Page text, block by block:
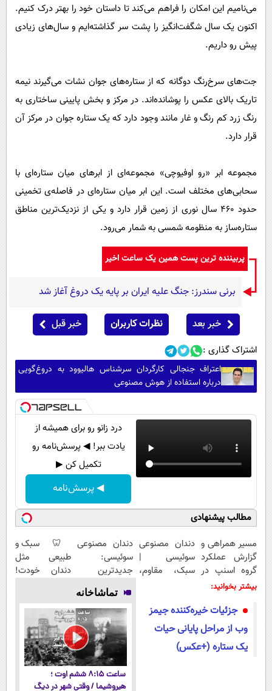
می‌نامیم این امکان را فراهم می‌کند تا داستان خود را بهتر درک کنیم.
اکنون یک سال شگفت‌انگیز را پشت سر گذاشته‌ایم و سال‌های زیادی
پیش رو داریم.
جت‌های سرخ‌رنگ دوگانه که از ستاره‌های جوان نشات می‌گیرند نیمه
تاریک بالای عکس را پوشانده‌اند. در مرکز و بخش پایینی ساختاری به
رنگ زرد کم رنگ و غار مانند وجود دارد که یک ستاره جوان در مرکز آن‌
قرار دارد.
مجموعه ابر «رو اوفیوچی» مجموعه‌ای از ابرهای میان ستاره‌ای با
سحابی‌های مختلف است. این ابر میان ستاره‌ای در فاصله‌ی تخمینی
حدود ۴۶۰ سال نوری از زمین قرار دارد و یکی از نزدیک‌ترین مناطق
ستاره‌ساز به منظومه شمسی به شمار می‌رود.
پربیننده ترین پست همین یک ساعت اخیر
برنی سندرز: جنگ علیه ایران بر پایه یک دروغ آغاز شد
خبر بعد نظرات کاربران خبر قبل
اشتراک گذاری :
اعتراف جنجالی کارگردان سرشناس هالیوود به دروغ‌گویی
درباره استفاده از هوش مصنوعی
درد زانو رو برای همیشه از
یادت ببر! ◀ پرسش‌نامه رو
تکمیل کن ▶
◀ پرسش‌نامه
مطالب پیشنهادی
مسیر همراهی و
گزارش عملکرد
گروه اسنپ در
۱۴۰۴
دندان مصنوعی
سوئیسی |
سبک، مقاوم،
اقساطی😍
دندان مصنوعی
سوئیسی:
جدیدترین
فناوری اروپا،
سبک و مقاوم |
پرداخت قسطی
🦷 سبک و
طبیعی مثل
دندان خودت!
اقساطی 💳 📍
تهران
بیشتر بخوانید:
جزئیات خیره‌کننده‌ جیمز
وب از مراحل پایانی حیات
یک ستاره (+عکس)
تماشاخانه
ساعت ۸:۱۵ ششم اوت ؛
هیروشیما / وقتی شهر در دیگ